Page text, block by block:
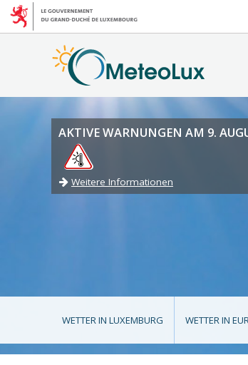
AKTIVE WARNUNGEN AM 9.
Weitere Informationen
WETTER IN LUXEMBURG WETTER IN